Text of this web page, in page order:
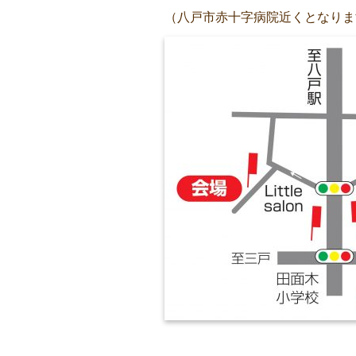
（八戸市赤十字病院近くとなり